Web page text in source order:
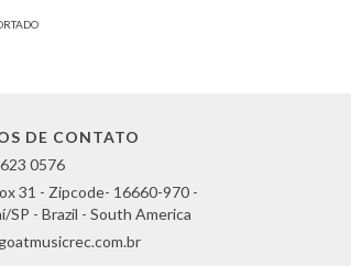
DE CONTATO
0576
31 - Zipcode- 16660-970 -
SP - Brazil - South America